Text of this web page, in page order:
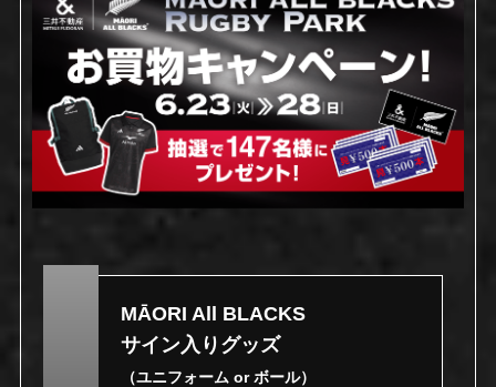
MĀORI All BLACKS
サイン入りグッズ
（ユニフォーム or ボール）